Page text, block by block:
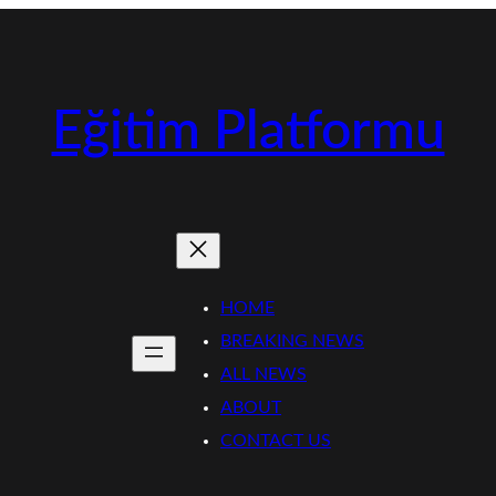
Eğitim Platformu
HOME
BREAKING NEWS
ALL NEWS
ABOUT
CONTACT US